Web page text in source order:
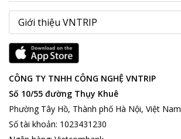
CÔNG TY TNHH CÔNG NGHỆ VNTRIP
Số 10/55 đường Thụy Khuê
Phường Tây Hồ, Thành phố Hà Nội, Việt Nam
Số tài khoản: 1023431230